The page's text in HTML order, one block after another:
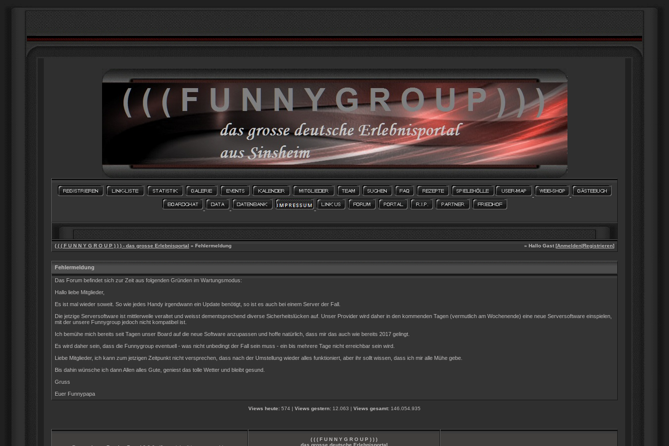
( ( ( F U N N Y G R O U P ) ) ) - das grosse Erlebnisportal » Fehlermeldung » Hallo Gast [Anmelden|Registrieren]
Fehlermeldung
Das Forum befindet sich zur Zeit aus folgenden Gründen im Wartungsmodus:
Hallo liebe Mitglieder,
Es ist mal wieder soweit. So wie jedes Handy irgendwann ein Update benötigt, so ist es auch bei einem Server der Fall.
Die jetzige Serversoftware ist mittlerweile veraltet und weisst dementsprechend diverse Sicherheitslücken auf. Unser Provider wird daher in den kommenden Tagen (vermutlich am Wochenende) eine neue Serversoftware einspielen,
mit der unsere Funnygroup jedoch nicht kompatibel ist.
Ich bemühe mich bereits seit Tagen unser Board auf die neue Software anzupassen und hoffe natürlich, dass mir das auch wie bereits 2017 gelingt.
Es wird daher sein, dass die Funnygroup eventuell - was nicht unbedingt der Fall sein muss - ein bis mehrere Tage nicht erreichbar sein wird.
Liebe Mitglieder, ich kann zum jetzigen Zeitpunkt nicht versprechen, dass nach der Umstellung wieder alles funktioniert, aber ihr sollt wissen, dass ich mir alle Mühe gebe.
Bis dahin wünsche ich dann Allen alles Gute, geniest das tolle Wetter und bleibt gesund.
Gruss
Euer Funnypapa
Views heute: 574 | Views gestern: 12.063 | Views gesamt: 146.054.935
( ( ( F U N N Y G R O U P ) ) )
das grosse deutsche Erlebnisportal